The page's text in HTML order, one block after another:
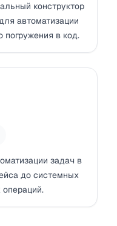
конструктор
автоматизации
погружения в код.
задач в
до системных
операций.